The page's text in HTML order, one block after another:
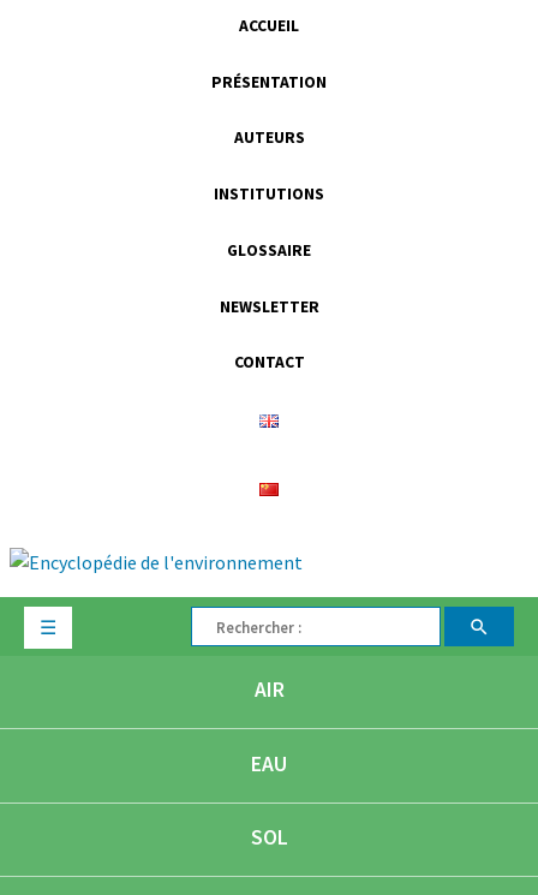
ACCUEIL
PRÉSENTATION
AUTEURS
INSTITUTIONS
GLOSSAIRE
NEWSLETTER
CONTACT
☰
AIR
EAU
SOL